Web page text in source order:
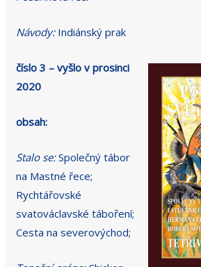
Návody:Indiánský prak
číslo 3 – vyšlo v prosinci
2020
obsah:
Stalo se:Společný tábor
na Mastné řece;
Rychtářovské
svatováclavské táboření;
Cesta na severovýchod;